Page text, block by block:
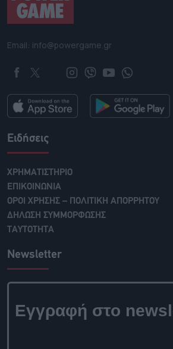
Email: info@powergame.gr
Ειδήσεις
ΧΡΗΜΑΤΙΣΤΗΡΙΟ
ΕΠΙΚΟΙΝΩΝΙΑ
ΟΡΟΙ ΧΡΗΣΗΣ – ΠΟΛΙΤΙΚΗ ΑΠΟΡΡΗΤΟΥ
ΔΗΛΩΣΗ ΣΥΜΜΟΡΦΩΣΗΣ
ΤΑΥΤΟΤΗΤΑ
Newsletter
Εγγραφή στο